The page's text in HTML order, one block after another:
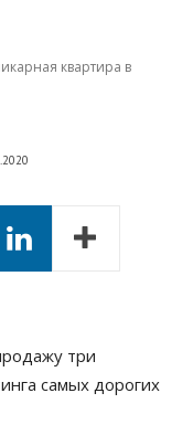
квартира в
три
самых дорогих